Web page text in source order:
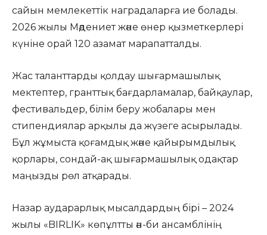
сайын мемлекеттік наградаларға ие болады.
2026 жылы Мәдениет және өнер қызметкерлері
күніне орай 120 азамат марапатталды.
Жас таланттарды қолдау шығармашылық
мектептер, гранттық бағдарламалар, байқаулар,
фестивальдер, білім беру жобалары мен
стипендиялар арқылы да жүзеге асырылады.
Бұл жұмыста қоғамдық және қайырымдылық
қорлары, сондай-ақ шығармашылық одақтар
маңызды рөл атқарады.
Назар аударарлық мысалдардың бірі – 2024
жылы «BIRLIK» көпұлтты ән-би ансамблінің